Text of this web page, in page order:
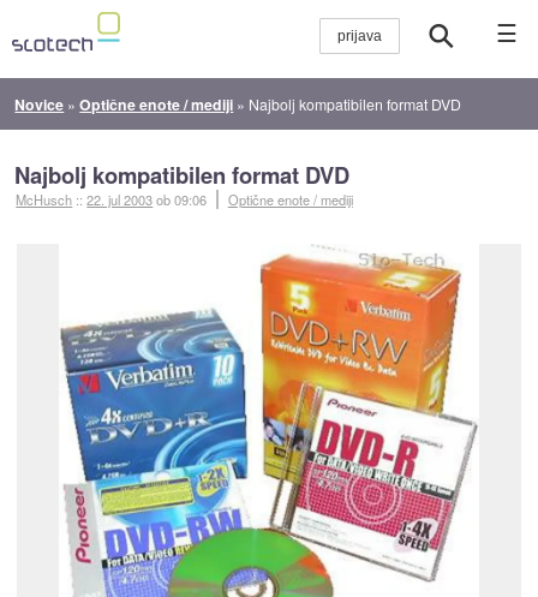
☰
Novice »Optične enote / mediji » Najbolj kompatibilen format DVD
Najbolj kompatibilen format DVD
McHusch ::22. jul 2003ob 09:06 Optične enote / mediji